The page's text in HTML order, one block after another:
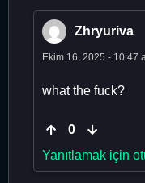
Zhryuriva
Ekim 16, 2025 - 10:47
what the fuck?
0
Yanıtlamak için